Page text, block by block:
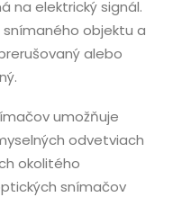
na elektrický signál.
objektu a
alebo
umožňuje
odvetviach
okolitého
snímačov